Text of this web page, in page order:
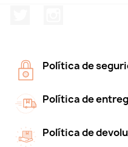
Política de
Política de
Política de